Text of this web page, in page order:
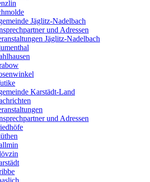
Jäglitz-Nadelbach
und Adressen
Jäglitz-Nadelbach
Karstädt-Land
und Adressen